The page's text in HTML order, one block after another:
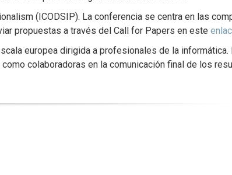
(ICODSIP). La conferencia se centra en las
propuestas a través del Call for Papers en este
europea dirigida a profesionales de la informática.
colaboradoras en la comunicación final de los